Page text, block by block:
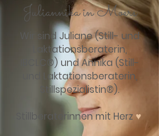
Juliannika in Moers
Wir sind Juliane (Still- und
Laktationsberaterin,
IBCLC®) und Annika (Still-
und Laktationsberaterin,
Stillspezialistin®).
Stillberaterinnen mit Herz ♥